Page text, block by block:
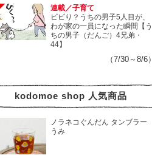
連載／子育て
ビビり？うちの男子5人目が、
わが家の一員になった瞬間【う
ちの男子（だんご）4兄弟・
44】
（7/30～8/6）
kodomoe shop 人気商品
ノラネコぐんだん タンブラー
うみ